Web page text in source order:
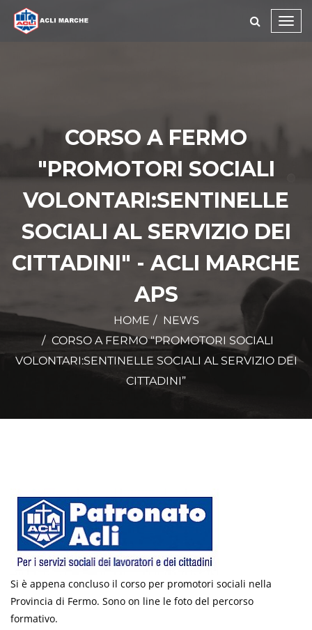
CORSO A FERMO
"PROMOTORI SOCIALI
VOLONTARI:SENTINELLE
SOCIALI AL SERVIZIO DEI
CITTADINI" - ACLI MARCHE
APS
HOME
NEWS
CORSO A FERMO “PROMOTORI SOCIALI
VOLONTARI:SENTINELLE SOCIALI AL SERVIZIO DEI
CITTADINI”
Si è appena concluso il corso per promotori sociali nella
Provincia di Fermo. Sono on line le foto del percorso
formativo.